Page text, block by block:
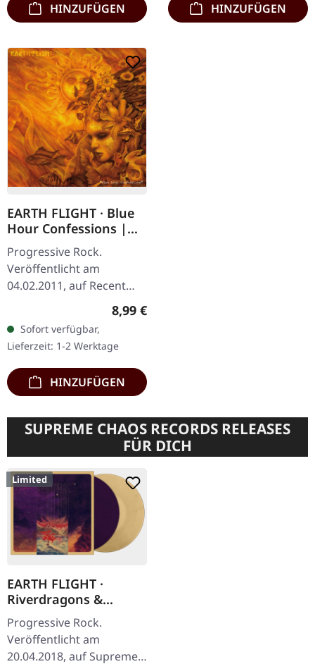
HINZUFÜGEN HINZUFÜGEN
EARTH FLIGHT · Blue
Hour Confessions |
DIGIPAK CD
Progressive Rock.
Veröffentlicht am
04.02.2011, auf Recent
Records. Progressive rock
with a doom attitude.
Regulärer Preis:
8,99 €
Sofort verfügbar,
Lieferzeit: 1-2 Werktage
HINZUFÜGEN
SUPREME CHAOS RECORDS RELEASES
FÜR DICH
Limited
EARTH FLIGHT ·
Riverdragons &
Elephant Dreams |
AMBER/PURPLE 2LP
Progressive Rock.
Veröffentlicht am
20.04.2018, auf Supreme